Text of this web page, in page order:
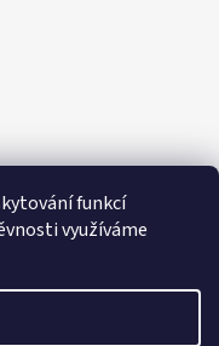
funkcí
využíváme